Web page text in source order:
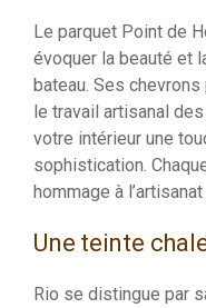
Le parquet Point de
évoquer la beauté et
bateau. Ses
le travail artisanal
votre intérieur une
sophistication.
hommage à
Une teinte
Rio se distingue par